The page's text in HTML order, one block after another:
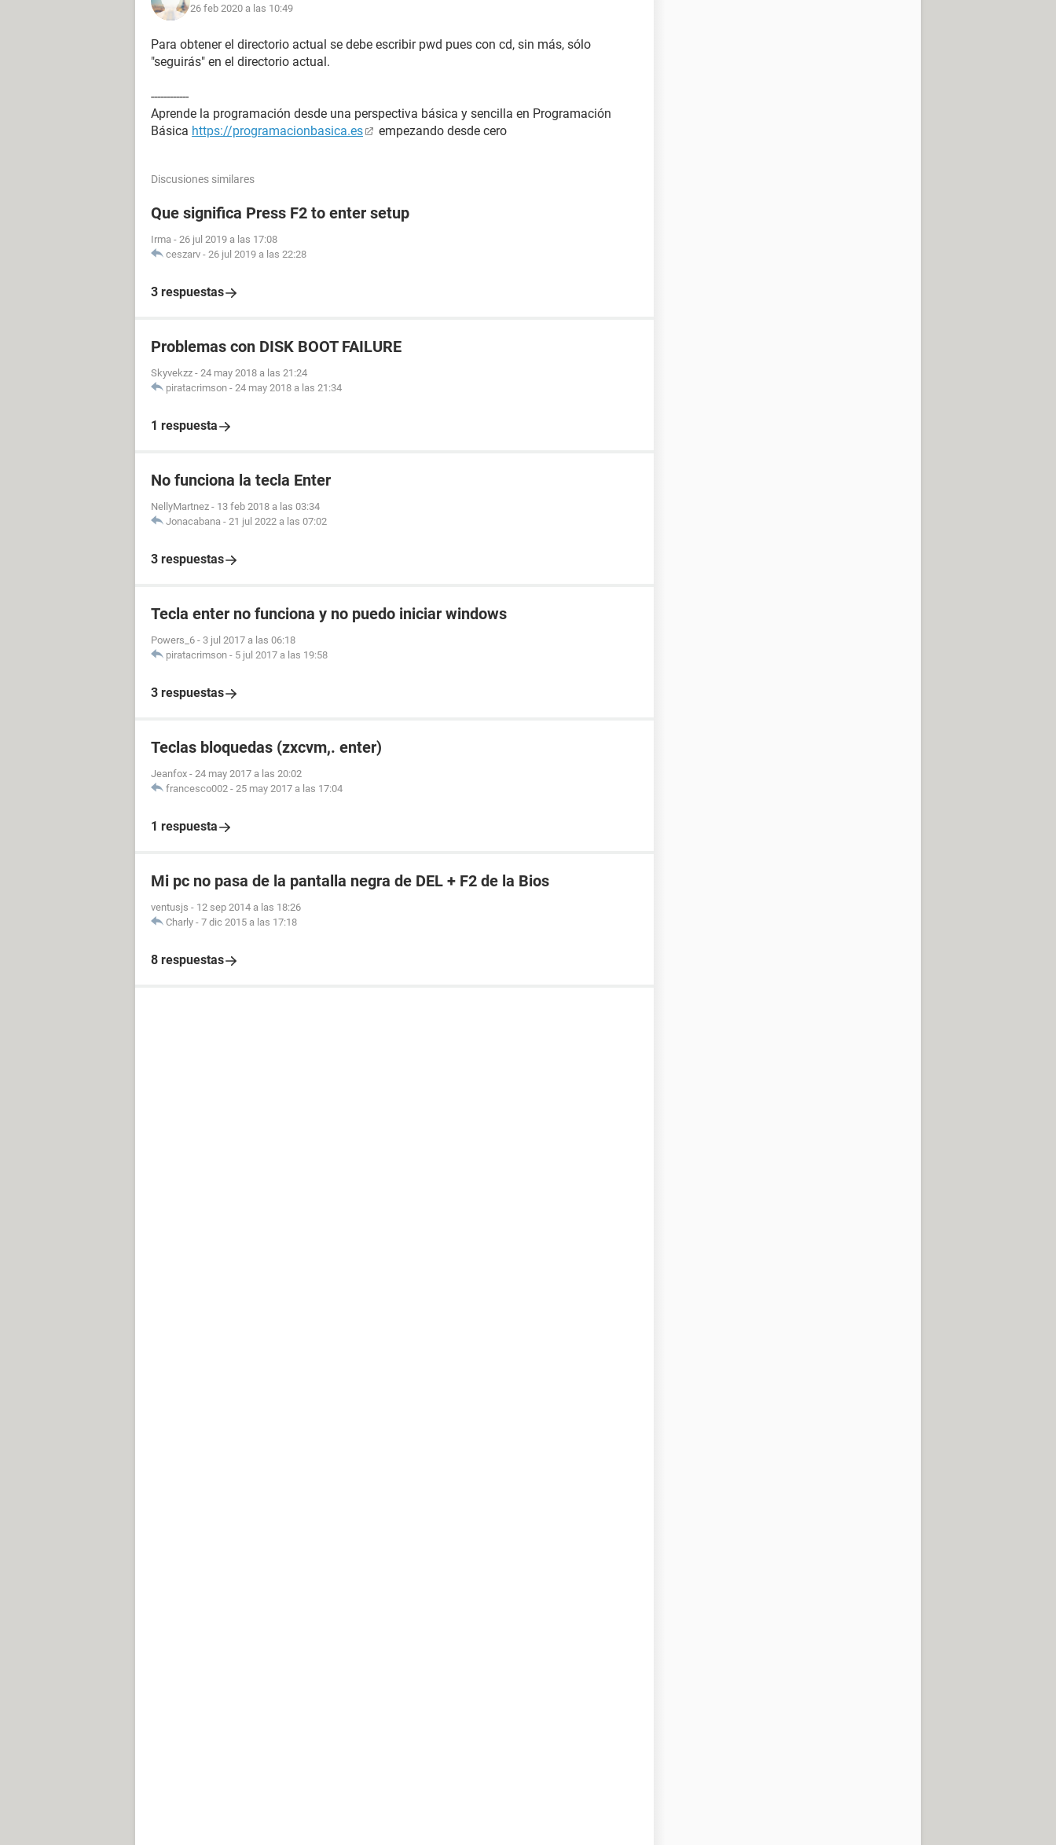
26 feb 2020 a las 10:49
Para obtener el directorio actual se debe escribir pwd pues con cd, sin más, sólo
"seguirás" en el directorio actual.
------------
Aprende la programación desde una perspectiva básica y sencilla en Programación
Básica https://programacionbasica.es empezando desde cero
Discusiones similares
Que significa Press F2 to enter setup
Irma - 26 jul 2019 a las 17:08
ceszarv - 26 jul 2019 a las 22:28
3 respuestas
Problemas con DISK BOOT FAILURE
Skyvekzz - 24 may 2018 a las 21:24
piratacrimson - 24 may 2018 a las 21:34
1 respuesta
No funciona la tecla Enter
NellyMartnez - 13 feb 2018 a las 03:34
Jonacabana - 21 jul 2022 a las 07:02
3 respuestas
Tecla enter no funciona y no puedo iniciar windows
Powers_6 - 3 jul 2017 a las 06:18
piratacrimson - 5 jul 2017 a las 19:58
3 respuestas
Teclas bloquedas (zxcvm,. enter)
Jeanfox - 24 may 2017 a las 20:02
francesco002 - 25 may 2017 a las 17:04
1 respuesta
Mi pc no pasa de la pantalla negra de DEL + F2 de la Bios
ventusjs - 12 sep 2014 a las 18:26
Charly - 7 dic 2015 a las 17:18
8 respuestas